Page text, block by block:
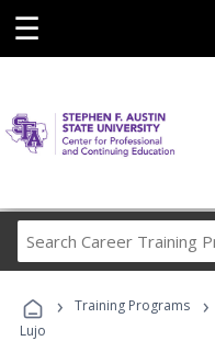
☰
› Training Programs ›
Lujo